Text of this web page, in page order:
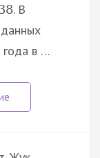
. В
года в …